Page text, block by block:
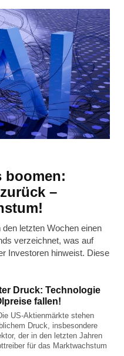
boomen:
–
letzten Wochen einen
verzeichnet, was auf
Investoren hinweist. Diese
Druck: Technologie
fallen!
US-Aktienmärkte stehen
Druck, insbesondere
der in den letzten Jahren
für das Marktwachstum